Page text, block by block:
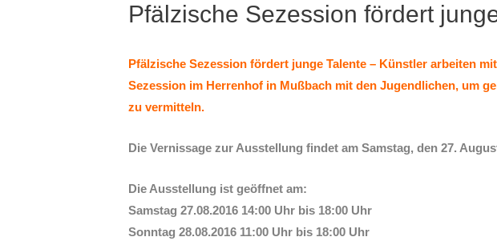
Pfälzische Sezession fördert
Pfälzische Sezession fördert junge Talente – Künstler arbeiten
Sezession im Herrenhof in Mußbach mit den Jugendlichen, um
zu vermitteln.
Die Vernissage zur Ausstellung findet am Samstag, den 27.
Die Ausstellung ist geöffnet am:
Samstag 27.08.2016 14:00 Uhr bis 18:00 Uhr
Sonntag 28.08.2016 11:00 Uhr bis 18:00 Uhr